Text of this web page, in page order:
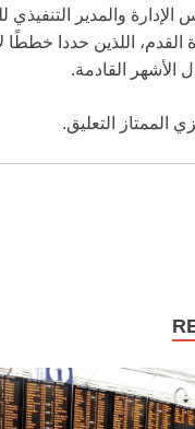
والمدير التنفيذي
القدم، اللذين حددا خططًا
الأشهر القادمة.
الممتاز التعليق.